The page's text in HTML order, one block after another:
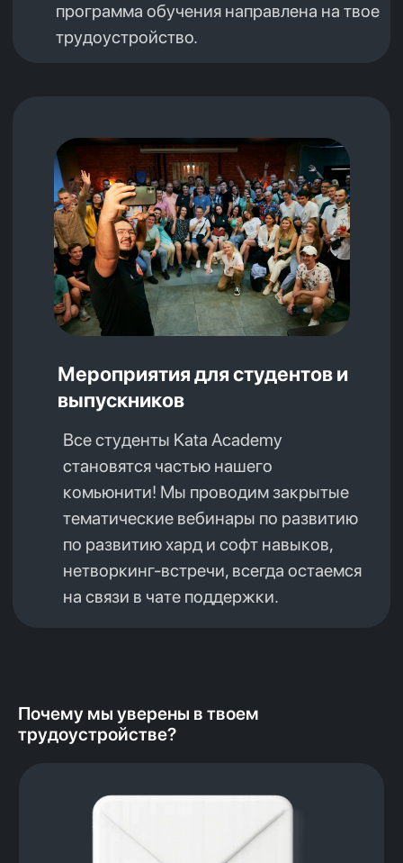
Почему мы уверены в твоем
трудоустройстве?
цифрового развития, связи и массовых
коммуникаций Российской Федерации
от 28.02.2025 по протоколу заседания